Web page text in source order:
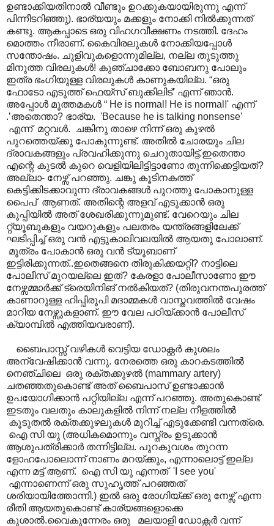
ഉണ്ടാക്കിയതിനാൽ വീണ്ടും ഉറക്കുകയായിരുന്നു എന്ന്
പിന്നീടറിഞ്ഞു). ഭാര്യയും മക്കളും നോക്കി നിൽക്കുന്നത്
കണ്ടു. ആകപ്പാടെ ഒരു വിഹഗവീക്ഷണം നടത്തി. ദേഹം
മൊത്തം നീരാണ്. കൈവിരലുകൾ നോക്കിയപ്പോൾ
സന്തോഷം. ചുളിവുകളൊന്നുമില്ല, നല്ല തുടുത്തു
മിനുത്ത വിരലുകൾ! കുഞ്ചാക്കോ ബോബനു പോലും
ഇത്ര ഭംഗിയുള്ള വിരലുകൾ കാണുകയില്ല. “ഒരു
ഫോടോ എടുത്ത് ഫെയ്സ് ബുക്കിലിട്’ എന്ന് ഞാൻ.
അപ്പോൾ മൂത്തമകൾ “ He is normal! He is normal!' എന്ന്
.’അതെന്താ? ഭാര്യ. 'Because he is talking nonsense'
എന്ന് മറ്റവൾ. ചങ്കിനു താഴെ നിന്ന് ഒരു കുഴൽ
പുറത്തെയ്ക്കു പോകുന്നുണ്ട്. അതിൽ ചോരയും ചില
ദ്രാവകങ്ങളും പ്രവഹിക്കുന്നു ചെറുതായിട്ട്.ഇതെന്താ
എന്റെ കുടൽ കുറെ വെളിയിലിട്ടിട്ടാണോ തുന്നിക്കെട്ടിയത്?
അല്ലാ- നേഴ്സ് പറഞ്ഞു. ചങ്കു കൂടിനകത്ത്
കെട്ടിക്കിടക്കാവുന്ന ദ്രാവകങ്ങൾ പുറത്തു പോകാനുള്ള
പൈപ് ആണത്. അതിന്റെ അളവ് എടുക്കാൻ ഒരു
കുപ്പിയിൽ അത് ശേഖരിക്കുന്നുമുണ്ട്. വേറെയും ചില
റ്റ്യൂബുകളും വയറുകളും പലതരം യന്ത്രങ്ങളിലേക്ക്
ഘടിപ്പിച്ച് ഒരു വൻ എട്ടുകാലിവലയിൽ ആയതു പോലാണ്.
മൂത്രം പോകാൻ ഒരു വൻ ട്യൂബാണ്
ഇട്ടിരിക്കുന്നത്..ഇതെങ്ങനെ തിരുകിക്കയറ്റി? നാട്ടിലെ
പോലീസ് മുറയല്ലെ ഇത്? കേരളാ പോലീസാണോ ഈ
നേഴ്സമ്മാർക്ക് ട്രെയിനിങ് നൽകിയത്? (തിരുവനന്തപുരത്ത്
കാണാറുള്ള ഹിപ്പിരൂപി മദാമ്മകൾ വാസ്തവത്തിൽ വേഷം
മാറിയ നേഴ്സുകളാണ്. ഈ വേല പഠിയ്ക്കാൻ പോലീസ്
ക്യാമ്പിൽ എത്തിയവരാണ്).
ബൈപാസ്സ് വഴികൾ വെട്ടിയ ഡോക്റ്റർ കുശലം
അന്വേഷിക്കാൻ വന്നു. നേരത്തെ ഒരു കാറകടത്തിൽ
നെഞ്ചിലെ ഒരു രക്തക്കുഴൽ (mammary artery)
ചതഞ്ഞതുകൊണ്ട് അത് ബൈപാസ് ഉണ്ടാക്കാൻ
ഉപയോഗിക്കാൻ പറ്റിയില്ല എന്ന് പറഞ്ഞു. അതുകൊണ്ട്
ഇടതും വലതും കാലുകളിൽ നിന്ന് നല്ല നീളത്തിൽ
കൂടുതൽ രക്തക്കുഴലുകൾ മുറിച്ച് എടുക്കേണ്ടി വന്നത്രെ.
ഐ സി യു (അധികമൊന്നും വസ്ത്രം ഉടുക്കാൻ
ആശുപത്രിക്കാർ തന്നിട്ടില്ല. പുറകുവശം തുറന്ന
ളോഹപോലൊന്ന് നാണം മറയ്ക്കും, എന്നാലൊട്ട് ഇല്ല
എന്ന മട്ട് ആണ്. ഐ സി യു എന്നത് 'I see you'
എന്നാണെന്ന് ഒരു സുഹൃത്ത് പറഞ്ഞത്
ശരിയായിത്തോന്നി.) ഇൽ ഒരു രോഗിയ്ക്ക് ഒരു നേഴ്സ് എന്ന
രീതി ആയതുകൊണ്ട് കാര്യങ്ങളൊക്കെ
കുശാൽ.വൈകുന്നേരം ഒരു മലയാളി ഡോക്റ്റർ വന്ന്